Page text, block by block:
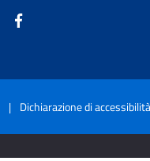
| Dichiarazione di accessibilità